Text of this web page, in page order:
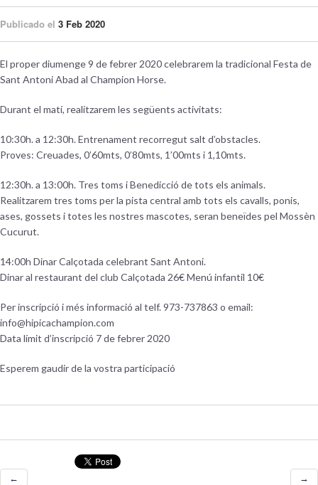
Publicado el 3 Feb 2020
El proper diumenge 9 de febrer 2020 celebrarem la tradicional Festa de
Sant Antoni Abad al Champion Horse.
Durant el matí, realitzarem les següents activitats:
10:30h. a 12:30h. Entrenament recorregut salt d’obstacles.
Proves: Creuades, 0’60mts, 0’80mts, 1’00mts i 1,10mts.
12:30h. a 13:00h. Tres toms i Benedicció de tots els animals.
Realitzarem tres toms per la pista central amb tots els cavalls, ponis,
ases, gossets i totes les nostres mascotes, seran beneïdes pel Mossèn
Cucurut.
14:00h Dinar Calçotada celebrant Sant Antoni.
Dinar al restaurant del club Calçotada 26€ Menú infantil 10€
Per inscripció i més informació al telf. 973-737863 o email:
info@hipicachampion.com
Data límit d’inscripció 7 de febrer 2020
Esperem gaudir de la vostra participació
← →